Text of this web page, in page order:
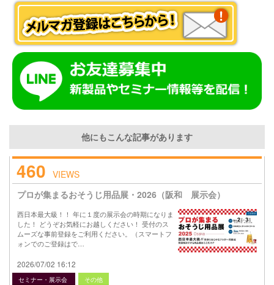
他にもこんな記事があります
460 VIEWS
プロが集まるおそうじ用品展・2026（阪和 展示会）
西日本最大級！！ 年に１度の展示会の時期になりま
した！ どうぞお気軽にお越しください！ 受付のス
ムーズな事前登録をご利用ください。（スマートフ
ォンでのご登録はで…
2026/07/02 16:12
セミナー・展示会 その他